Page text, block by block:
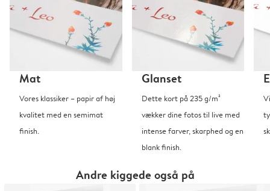
Mat
Vores klassiker – papir af høj
kvalitet med en semimat
finish.
Glanset
Dette kort på 235 g/m²
vækker dine fotos til live med
intense farver, skarphed og en
blank finish.
Andre kiggede også på